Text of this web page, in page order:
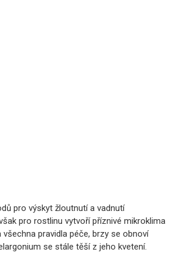
pro výskyt žloutnutí a vadnutí
pro rostlinu vytvoří příznivé mikroklima
pravidla péče, brzy se obnoví
se stále těší z jeho kvetení.